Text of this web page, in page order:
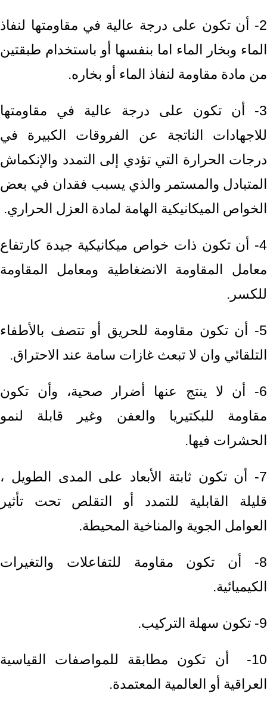
2- أن تكون على درجة عالية في مقاومتها لنفاذ
الماء وبخار الماء اما بنفسها أو باستخدام طبقتين
من مادة مقاومة لنفاذ الماء أو بخاره.
3- أن تكون على درجة عالية في مقاومتها
للاجهادات الناتجة عن الفروقات الكبيرة في
درجات الحرارة التي تؤدي إلى التمدد والإنكماش
المتبادل والمستمر والذي يسبب فقدان في بعض
الخواص الميكانيكية الهامة لمادة العزل الحراري.
4- أن تكون ذات خواص ميكانيكية جيدة كارتفاع
معامل المقاومة الانضغاطية ومعامل المقاومة
للكسر.
5- أن تكون مقاومة للحريق أو تتصف بالأطفاء
التلقائي وان لا تبعث غازات سامة عند الاحتراق.
6- أن لا ينتج عنها أضرار صحية، وأن تكون
مقاومة للبكتيريا والعفن وغير قابلة لنمو
الحشرات فيها.
7- أن تكون ثابتة الأبعاد على المدى الطويل ،
قليلة القابلية للتمدد أو التقلص تحت تأثير
العوامل الجوية والمناخية المحيطة.
8- أن تكون مقاومة للتفاعلات والتغيرات
الكيميائية.
9- تكون سهلة التركيب.
10- أن تكون مطابقة للمواصفات القياسية
العراقية أو العالمية المعتمدة.